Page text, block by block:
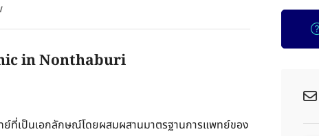
in Nonthaburi
ย์ที่เป็นเอกลักษณ์โดยผสมผสานมาตรฐานการแพทย์ของ